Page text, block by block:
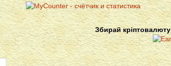
Збирай